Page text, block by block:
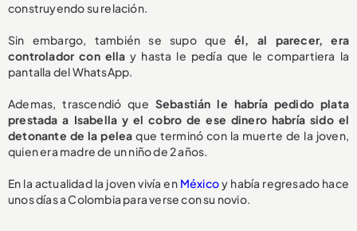
construyendo su relación.
Sin embargo, también se supo que él, al parecer, era
controlador con ella y hasta le pedía que le compartiera la
pantalla del WhatsApp.
Ademas, trascendió que Sebastián le habría pedido plata
prestada a Isabella y el cobro de ese dinero habría sido el
detonante de la pelea que terminó con la muerte de la joven,
quien era madre de un niño de 2 años.
En la actualidad la joven vivía en Méxicoy había regresado hace
unos días a Colombia para verse con su novio.